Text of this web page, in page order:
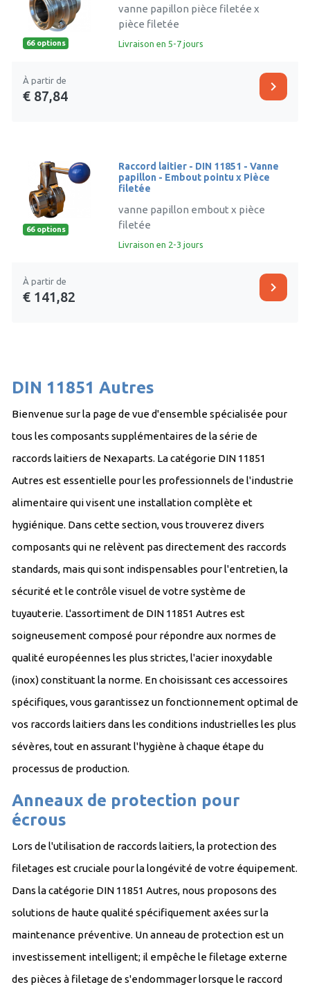
66 options
vanne papillon pièce filetée x
pièce filetée
Livraison en 5-7 jours
À partir de
€ 87,84
chevron_right
66 options
Raccord laitier - DIN 11851 - Vanne
papillon - Embout pointu x Pièce
filetée
vanne papillon embout x pièce
filetée
Livraison en 2-3 jours
À partir de
€ 141,82
chevron_right
DIN 11851 Autres
Bienvenue sur la page de vue d'ensemble spécialisée pour
tous les composants supplémentaires de la série de
raccords laitiers de Nexaparts. La catégorie DIN 11851
Autres est essentielle pour les professionnels de l'industrie
alimentaire qui visent une installation complète et
hygiénique. Dans cette section, vous trouverez divers
composants qui ne relèvent pas directement des raccords
standards, mais qui sont indispensables pour l'entretien, la
sécurité et le contrôle visuel de votre système de
tuyauterie. L'assortiment de DIN 11851 Autres est
soigneusement composé pour répondre aux normes de
qualité européennes les plus strictes, l'acier inoxydable
(inox) constituant la norme. En choisissant ces accessoires
spécifiques, vous garantissez un fonctionnement optimal de
vos raccords laitiers dans les conditions industrielles les plus
sévères, tout en assurant l'hygiène à chaque étape du
processus de production.
Anneaux de protection pour
écrous
Lors de l'utilisation de raccords laitiers, la protection des
filetages est cruciale pour la longévité de votre équipement.
Dans la catégorie DIN 11851 Autres, nous proposons des
solutions de haute qualité spécifiquement axées sur la
maintenance préventive. Un anneau de protection est un
investissement intelligent; il empêche le filetage externe
des pièces à filetage de s'endommager lorsque le raccord